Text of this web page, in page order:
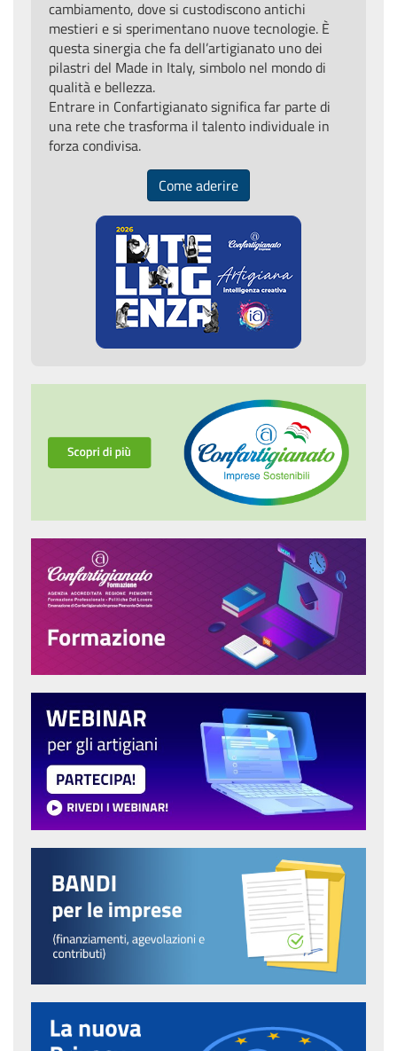
cambiamento, dove si custodiscono antichi
mestieri e si sperimentano nuove tecnologie. È
questa sinergia che fa dell’artigianato uno dei
pilastri del Made in Italy, simbolo nel mondo di
qualità e bellezza.
Entrare in Confartigianato significa far parte di
una rete che trasforma il talento individuale in
forza condivisa.
Come aderire